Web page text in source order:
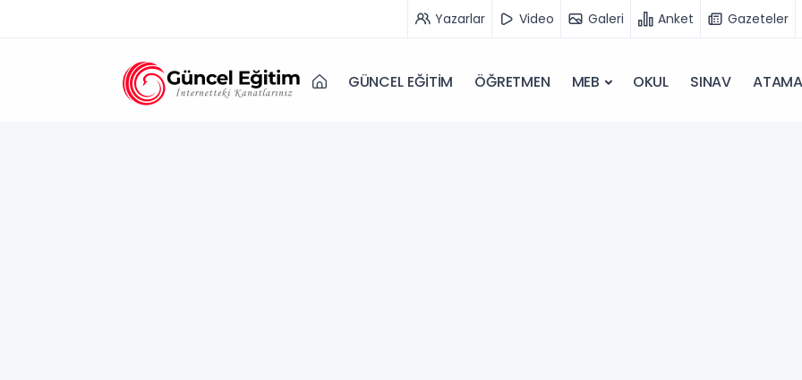
Yazarlar Video Galeri Anket Gazeteler
GÜNCEL EĞİTİM ÖĞRETMEN MEB OKUL SINAV ATAMA